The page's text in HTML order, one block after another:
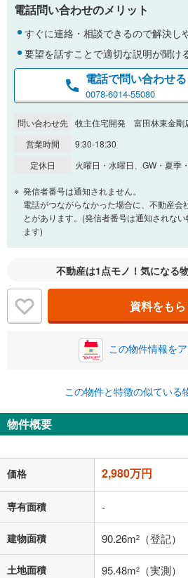
金利
0.01%
一般的には最長35年まで借り入れ可
閉じる
頭金
0万円
自己資金から住宅購入にかけられる
閉じる
ボーナス
0円
ナス時の増額分（1回分）を入力し
閉じる
月々の返済額
「金利」については、ご利用を予定されて
上、ご自身での入力をお願いいたします。
の金融機関等における貸出金利を何ら保証
済方法「元利均等返済」にて算出しており
その他月額費用や、初期費用がかかります
借り入れの際は各金融機関等に、必ずご
す。
電話問い合わせのメリット
すぐに連絡・相談できるので解決し
要望を話すことで適切な説明が聞け
電話で問い合わせる
0078-6014-55080
問い合わせ先 牧主住宅開発 富田林東金剛
営業時間
9:30-18:30
定休日
火曜日・水曜日、GW・夏季
発信者番号は通知されません。
電話がつながらなかった場合に、不動産会
とがあります。(発信者番号は通知されな
ます)
不動産は1点モノ！気になる
資料をもら
この物件情報を
この物件と特徴の似ている
物件概要
価格 2,980万円
専有面積 -
建物面積 90.26m2 （登記）
土地面積 95.48m2 （実測）